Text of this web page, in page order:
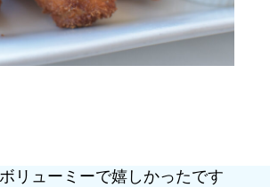
リューミーで嬉しかったです